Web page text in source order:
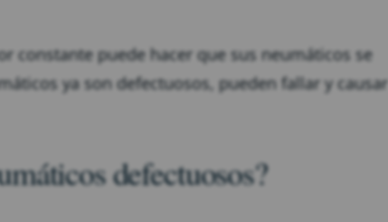
constante puede hacer que sus neumáticos se
ya son defectuosos, pueden fallar y causar
defectuosos?